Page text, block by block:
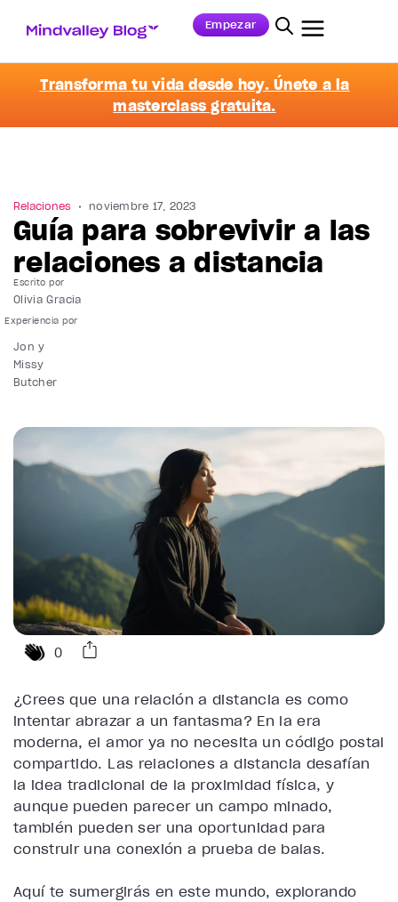
Empezar
Transforma tu vida desde hoy. Únete a la
masterclass gratuita.
Relaciones noviembre 17, 2023
Guía para sobrevivir a las
relaciones a distancia
Escrito por
Olivia Gracia
Jon y
Missy
Butcher
0
¿Crees que una relación a distancia es como
intentar abrazar a un fantasma? En la era
moderna, el amor ya no necesita un código postal
compartido. Las relaciones a distancia desafían
la idea tradicional de la proximidad física, y
aunque pueden parecer un campo minado,
también pueden ser una oportunidad para
construir una conexión a prueba de balas.
Aquí te sumergirás en este mundo, explorando